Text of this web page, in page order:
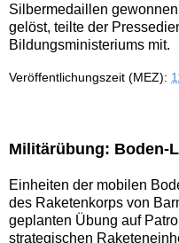
Silbermedaillen
gelöst, teilte der
Bildungsministeriums mit.
Veröffentlichungszeit (MEZ):
Militärübung: Boden-
Einheiten der mobilen
des Raketenkorps von
geplanten Übung auf
strategischen